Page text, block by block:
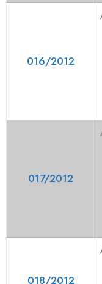
016/2012
017/2012
018/2012